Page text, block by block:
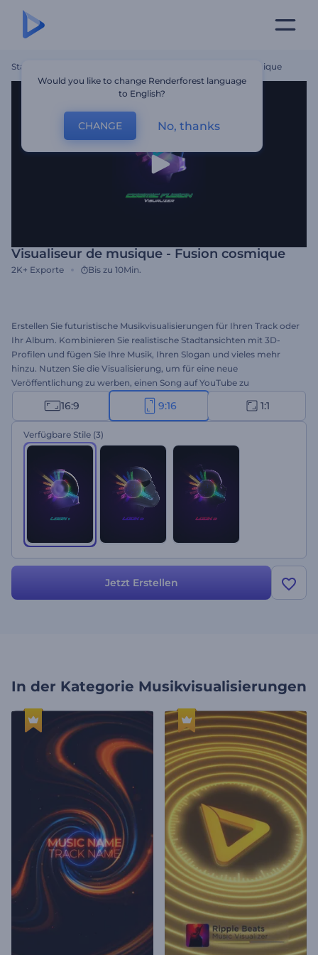
Startseite Visualiseur De Musique - Fusion Cosmique
Visualiseur de musique - Fusion cosmique
2K+ Exporte Bis zu 10Min.
Erstellen Sie futuristische Musikvisualisierungen für Ihren Track oder
Ihr Album. Kombinieren Sie realistische Stadtansichten mit 3D-
Profilen und fügen Sie Ihre Musik, Ihren Slogan und vieles mehr
hinzu. Nutzen Sie die Visualisierung, um für eine neue
Veröffentlichung zu werben, einen Song auf YouTube zu
veröffentlichen oder mit Gleichgesinnten zu teilen, um ein
lebendiges Musikerlebnis zu schaffen. Legen Sie jetzt los!
16:9 9:16 1:1
Verfügbare Stile (3)
Jetzt Erstellen
In der Kategorie Musikvisualisierungen
Would you like to change Renderforest language
to English?
CHANGE No, thanks